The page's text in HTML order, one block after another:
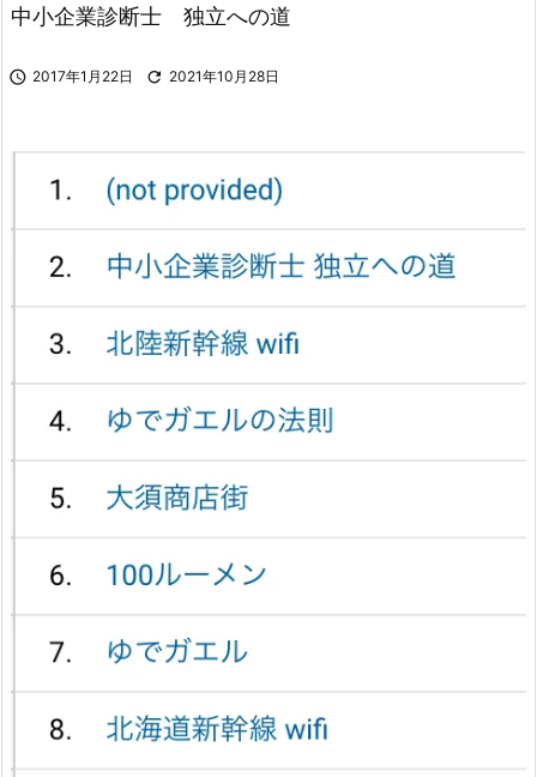
中小企業診断士 独立への道
 2017年1月22日  2021年10月28日